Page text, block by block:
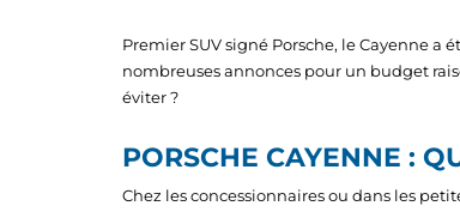
Premier SUV signé Porsche, le Cayenne a
nombreuses annonces pour un budget
éviter ?
PORSCHE CAYENNE :
Chez les concessionnaires ou dans les